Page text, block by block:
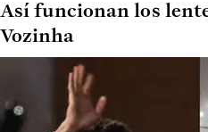
Así funcionan los
Vozinha